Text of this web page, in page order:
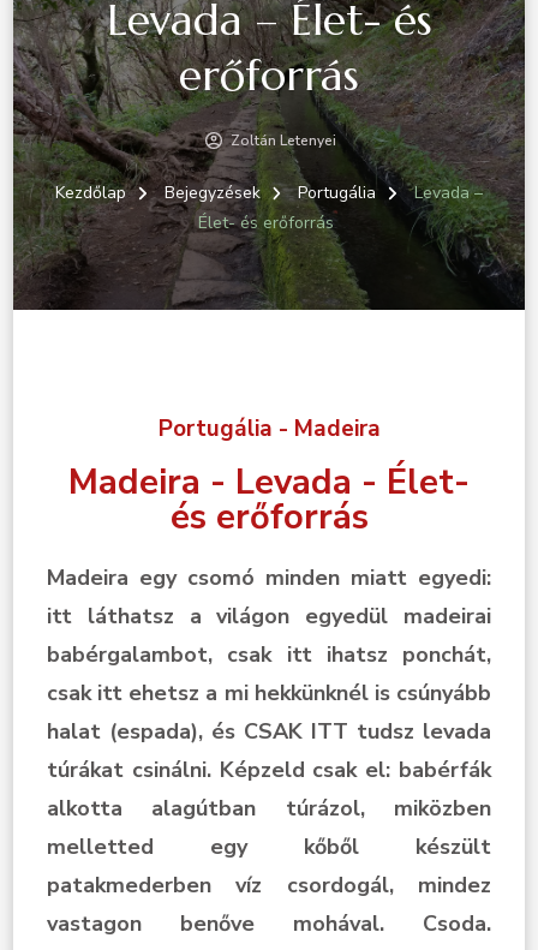
Levada – Élet- és
erőforrás
Zoltán Letenyei
Kezdőlap Bejegyzések Portugália
Levada –
Élet- és erőforrás
Portugália - Madeira
Madeira - Levada - Élet-
és erőforrás
Madeira egy csomó minden miatt egyedi:
itt láthatsz a világon egyedül madeirai
babérgalambot, csak itt ihatsz ponchát,
csak itt ehetsz a mi hekkünknél is csúnyább
halat (espada), és CSAK ITT tudsz levada
túrákat csinálni. Képzeld csak el: babérfák
alkotta alagútban túrázol, miközben
melletted egy kőből készült
patakmederben víz csordogál, mindez
vastagon benőve mohával. Csoda.